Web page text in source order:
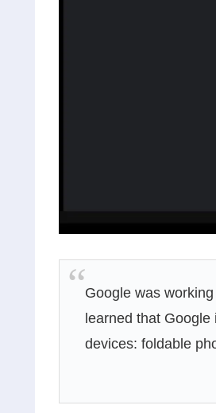
Google was
learned that
devices: foldable